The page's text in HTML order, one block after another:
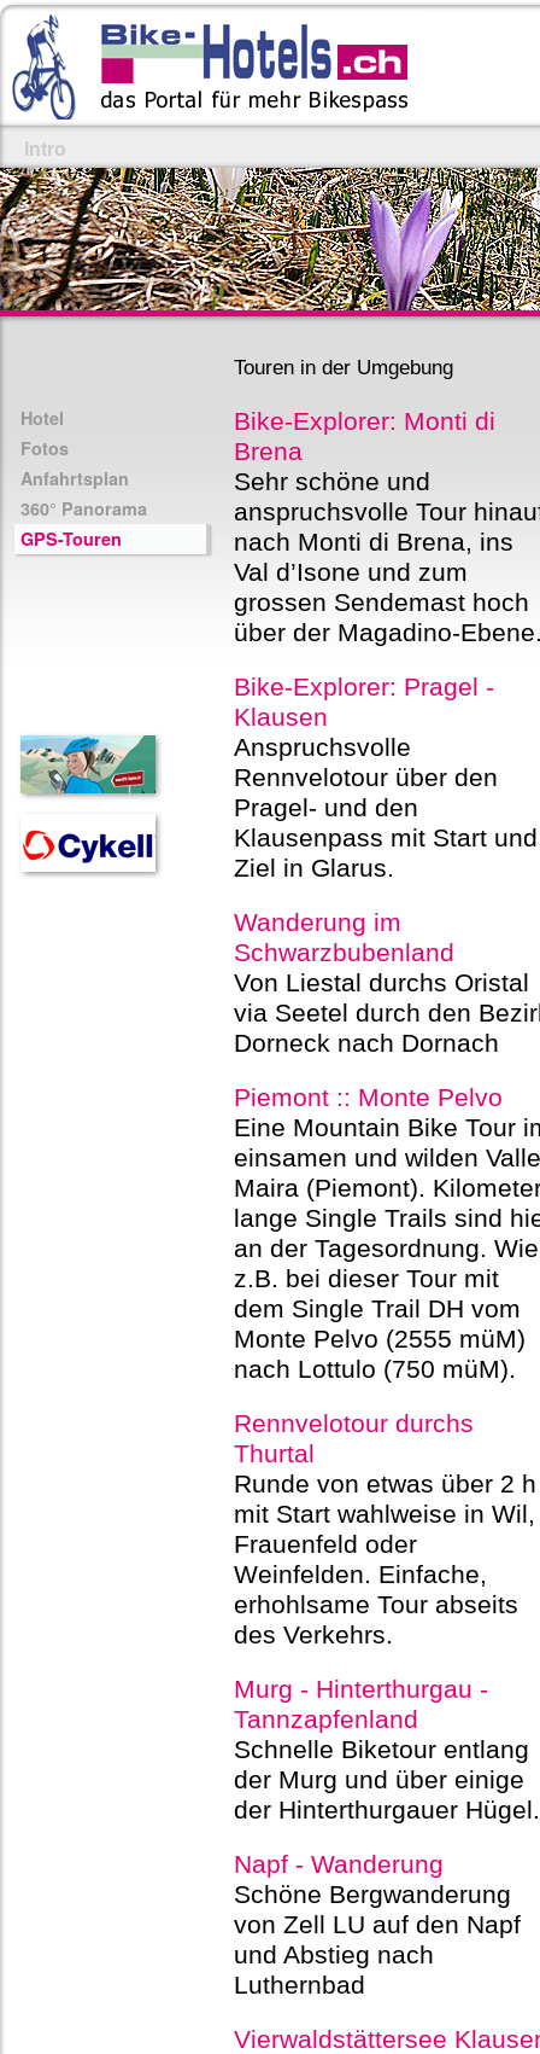
Intro
Hotel
Fotos
Anfahrtsplan
360° Panorama
GPS-Touren
Touren in der Umgebung
Bike-Explorer: Monti di
Brena
Sehr schöne und
anspruchsvolle Tour
nach Monti di Brena, ins
Val d’Isone und zum
grossen Sendemast hoch
über der Magadino-
Bike-Explorer: Pragel -
Klausen
Anspruchsvolle
Rennvelotour über den
Pragel- und den
Klausenpass mit Start und
Ziel in Glarus.
Wanderung im
Schwarzbubenland
Von Liestal durchs Oristal
via Seetel durch den
Dorneck nach Dornach
Piemont :: Monte Pelvo
Eine Mountain Bike Tour
einsamen und wilden Valle
Maira (Piemont).
lange Single Trails sind
an der Tagesordnung. Wie
z.B. bei dieser Tour mit
dem Single Trail DH vom
Monte Pelvo (2555 müM)
nach Lottulo (750 müM).
Rennvelotour durchs
Thurtal
Runde von etwas über 2 h
mit Start wahlweise in Wil,
Frauenfeld oder
Weinfelden. Einfache,
erhohlsame Tour abseits
des Verkehrs.
Murg - Hinterthurgau -
Tannzapfenland
Schnelle Biketour entlang
der Murg und über einige
der Hinterthurgauer Hügel.
Napf - Wanderung
Schöne Bergwanderung
von Zell LU auf den Napf
und Abstieg nach
Luthernbad
Vierwaldstättersee